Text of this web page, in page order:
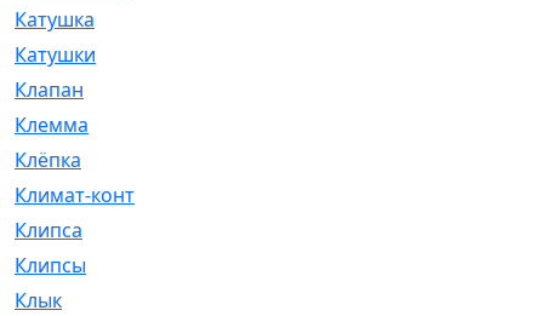
Катушка
Катушки
Клапан
Клемма
Клёпка
Климат-контроль
Клипса
Клипсы
Клык